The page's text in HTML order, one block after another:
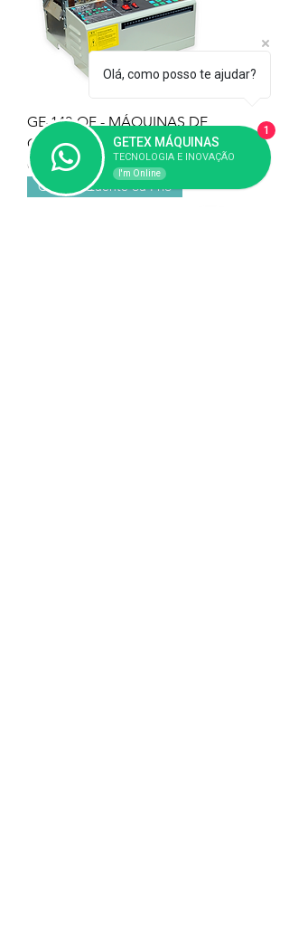
GE-140-QF - MÁQUINAS DE
CORTAR FITAS, CORDÕES, VELCRO
C/ CORTE QUENTE E FRIO
Corte a Quente ou Frio
Olá, como posso te ajudar?
GETEX MÁQUINAS
TECNOLOGIA E INOVAÇÃO
I'm Online
1